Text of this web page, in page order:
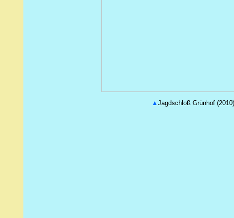
▲ Jagdschloß Grünhof (2010)